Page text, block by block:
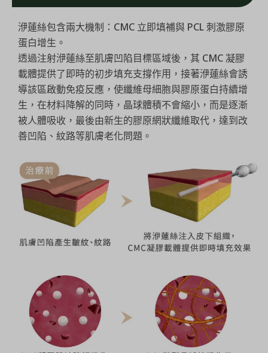
洢蓮絲包含兩大機制：CMC 立即填補與 PCL 刺激膠原
蛋白增生。
透過注射洢蓮絲至肌膚凹陷目標區域後，其 CMC 凝膠
載體提供了即時的初步填充支撐作用，接著洢蓮絲會誘
導該區啟動免疫反應，使纖維母細胞與膠原蛋白持續增
生，在材料降解的同時，晶球體積不會縮小，而是逐漸
被人體吸收，最後由新生的膠原網狀纖維取代，達到改
善凹陷、紋路等肌膚老化問題。